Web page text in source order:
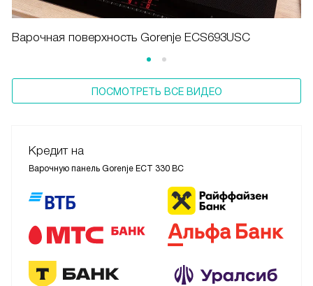
Варочная поверхность Gorenje ECS693USC
ПОСМОТРЕТЬ ВСЕ ВИДЕО
Кредит на
Варочную панель Gorenje ECT 330 BC